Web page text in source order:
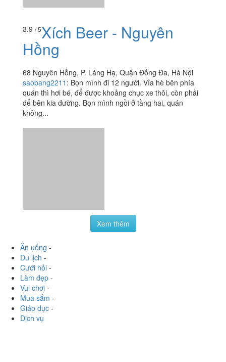
3.9 / 5Xích Beer - Nguyên
Hồng
68 Nguyên Hồng, P. Láng Hạ, Quận Đống Đa, Hà Nội
saobang2211 : Bọn mình đi 12 người. Vỉa hè bên phía
quán thì hơi bé, để được khoảng chục xe thôi, còn phải
để bên kia đường. Bọn mình ngồi ở tầng hai, quán
không...
Xem thêm
Ăn uống -
Du lịch -
Cưới hỏi -
Làm đẹp -
Vui chơi -
Mua sắm -
Giáo dục -
Dịch vụ